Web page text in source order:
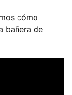
cómo
bañera de